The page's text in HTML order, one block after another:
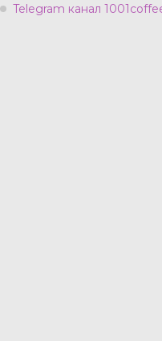
Telegram канал